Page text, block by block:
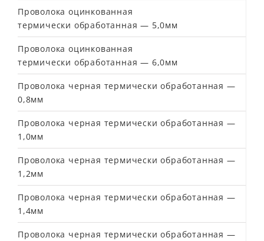
Проволока оцинкованная
термически обработанная — 5,0мм
Проволока оцинкованная
термически обработанная — 6,0мм
Проволока черная термически обработанная —
0,8мм
Проволока черная термически обработанная —
1,0мм
Проволока черная термически обработанная —
1,2мм
Проволока черная термически обработанная —
1,4мм
Проволока черная термически обработанная —